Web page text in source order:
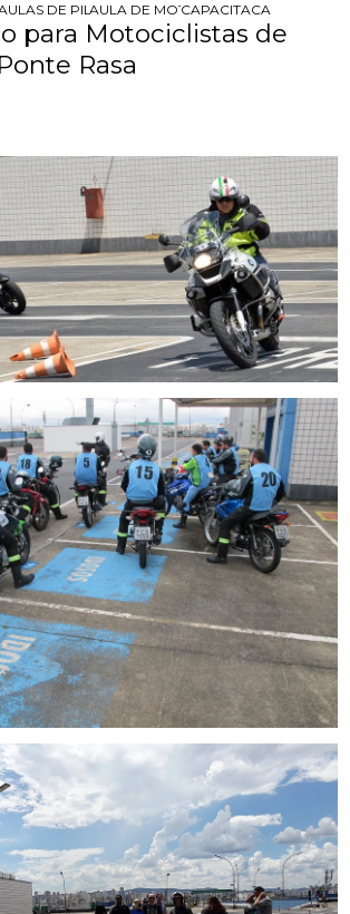
DE PILOTAGEM PARA EMPRESAS
AULA DE MOTO PARACAPACITACAO PARA
para Motociclistas de
Rasa